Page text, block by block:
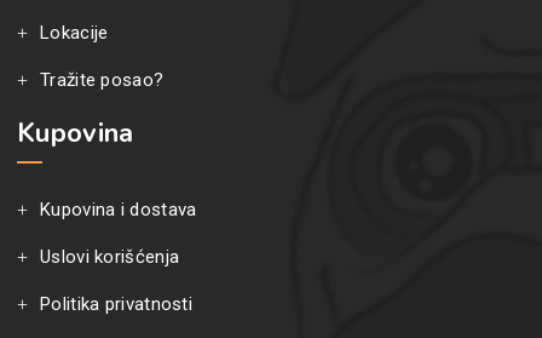
Lokacije
Tražite posao?
Kupovina
Kupovina i dostava
Uslovi korišćenja
Politika privatnosti